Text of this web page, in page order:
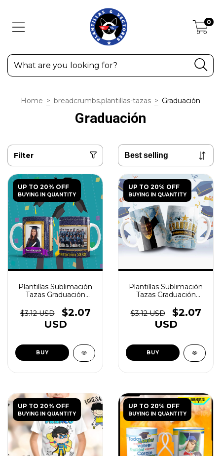
0
Home > breadcrumbs.plantillas-tazas > Graduación
Graduación
Filter
UP TO 20% OFF
BUYING IN QUANTITY
Plantillas Sublimación
Tazas Graduación
$3.12 USD
$2.07
USD
UP TO 20% OFF
BUYING IN QUANTITY
Plantillas Sublimación
Tazas Graduación
- (copia) - (copia) -
(copia) - (copia) -
(copia)
$3.12 USD
$2.07
USD
UP TO 20% OFF
BUYING IN QUANTITY
UP TO 20% OFF
BUYING IN QUANTITY